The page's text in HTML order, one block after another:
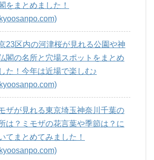
をまとめました！
23区内の河津桜が見れる公園や神
閣の名所と穴場スポットをまとめ
た！今年は近場で楽しむ♪
ザが見れる東京埼玉神奈川千葉の
は？ミモザの花言葉や季節は？に
てまとめてみました！